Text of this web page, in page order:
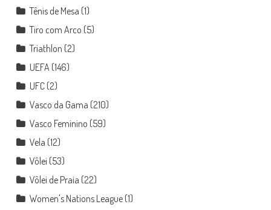
Tênis de Mesa (1)
Tiro com Arco (5)
Triathlon (2)
UEFA (146)
UFC(2)
Vasco da Gama (210)
Vasco Feminino (59)
Vela (12)
Vôlei (53)
Vôlei de Praia (22)
Women's Nations League(1)